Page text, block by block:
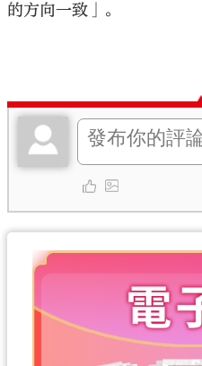
的方向一致」。